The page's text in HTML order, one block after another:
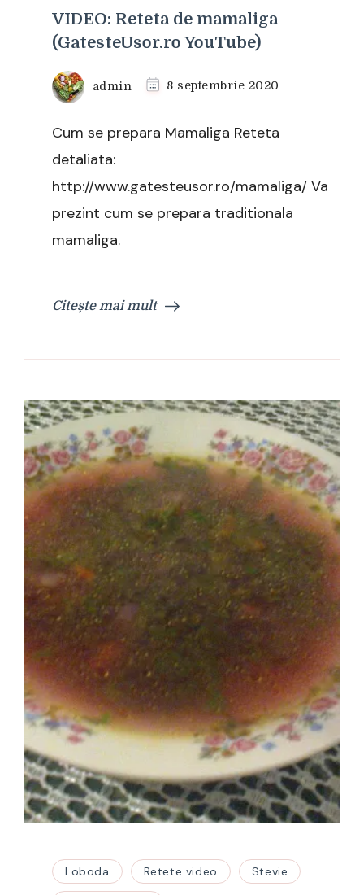
VIDEO: Reteta de mamaliga
(GatesteUsor.ro YouTube)
admin 8 septembrie 2020
Cum se prepara Mamaliga Reteta
detaliata:
http://www.gatesteusor.ro/mamaliga/ Va
prezint cum se prepara traditionala
mamaliga.
Citește mai mult
Loboda Retete video Stevie